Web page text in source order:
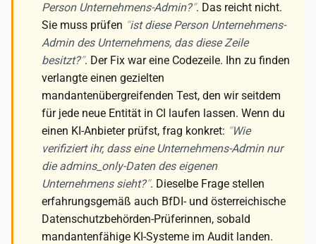
Person Unternehmens-Admin? . Das reicht nicht.
Sie muss prüfen ist diese Person Unternehmens-
Admin des Unternehmens, das diese Zeile
besitzt? . Der Fix war eine Codezeile. Ihn zu finden
verlangte einen gezielten
mandantenübergreifenden Test, den wir seitdem
für jede neue Entität in CI laufen lassen. Wenn du
einen KI-Anbieter prüfst, frag konkret: Wie
verifiziert ihr, dass eine Unternehmens-Admin nur
die admins_only-Daten des eigenen
Unternehmens sieht? . Dieselbe Frage stellen
erfahrungsgemäß auch BfDI- und österreichische
Datenschutzbehörden-Prüferinnen, sobald
mandantenfähige KI-Systeme im Audit landen.